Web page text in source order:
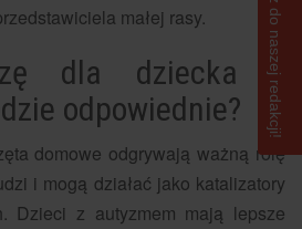
małej rasy.
dla dziecka z
odpowiednie?
domowe odgrywają ważną rolę
i mogą działać jako katalizatory
Dzieci z autyzmem mają lepsze
Napisz do naszej redakcji!